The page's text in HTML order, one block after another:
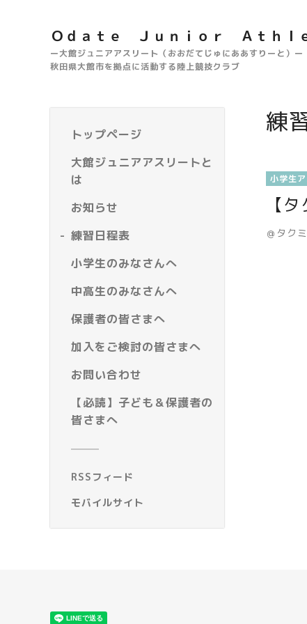
Ｏｄａｔｅ Ｊｕｎｉｏｒ Ａｔｈｌ
ー大館ジュニアアスリート（おおだてじゅにああすりーと）ー
秋田県大館市を拠点に活動する陸上競技クラブ
トップページ
大館ジュニアアスリートと
は
お知らせ
練習日程表
小学生のみなさんへ
中高生のみなさんへ
保護者の皆さまへ
加入をご検討の皆さまへ
お問い合わせ
【必読】子ども＆保護者の
皆さまへ
RSSフィード
モバイルサイト
練
小学生
【
＠タク